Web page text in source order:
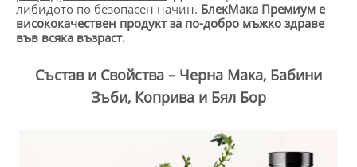
либидото по безопасен начин. БлекМака Премиум е
висококачествен продукт за по-добро мъжко здраве
във всяка възраст.
Състав и Свойства – Черна Мака, Бабини
Зъби, Коприва и Бял Бор